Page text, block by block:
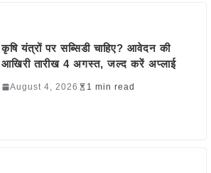
कृषि यंत्रों पर सब्सिडी चाहिए? आवेदन की
आखिरी तारीख 4 अगस्त, जल्द करें अप्लाई
August 4, 2026 1 min read